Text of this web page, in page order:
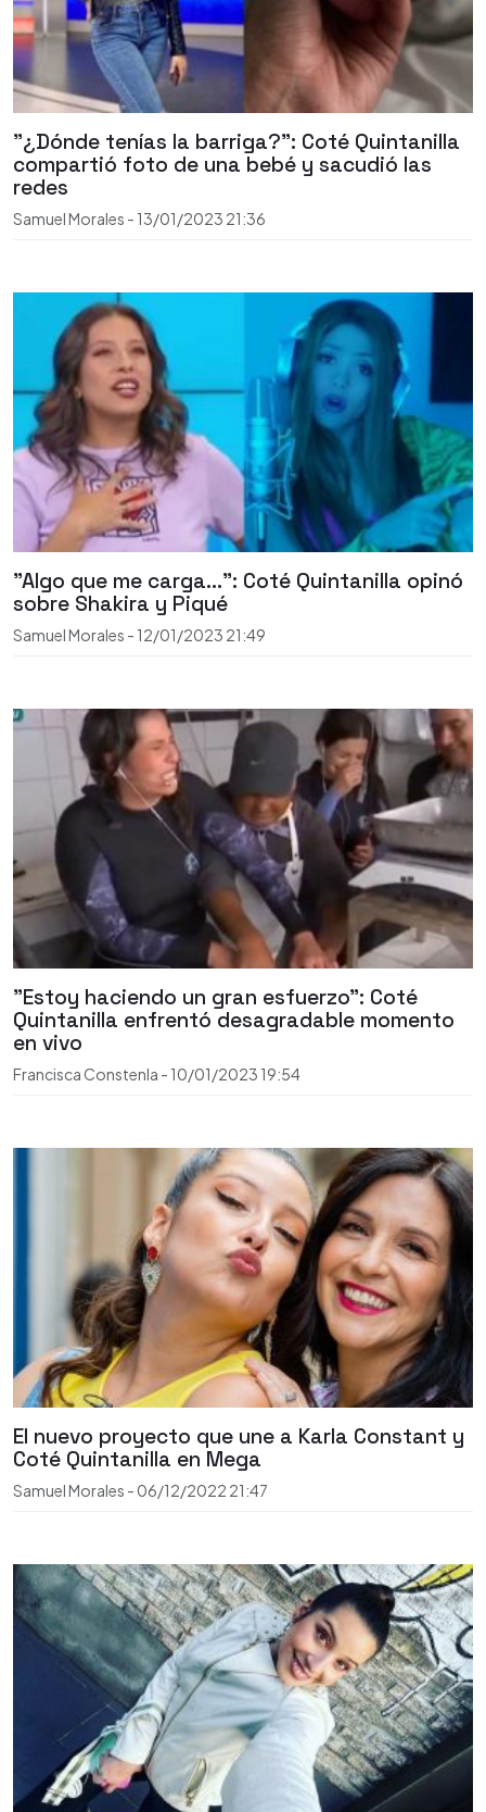
"¿Dónde tenías la barriga?": Coté Quintanilla
compartió foto de una bebé y sacudió las
redes
Samuel Morales - 13/01/2023 21:36
"Algo que me carga...": Coté Quintanilla opinó
sobre Shakira y Piqué
Samuel Morales - 12/01/2023 21:49
"Estoy haciendo un gran esfuerzo": Coté
Quintanilla enfrentó desagradable momento
en vivo
Francisca Constenla - 10/01/2023 19:54
El nuevo proyecto que une a Karla Constant y
Coté Quintanilla en Mega
Samuel Morales - 06/12/2022 21:47